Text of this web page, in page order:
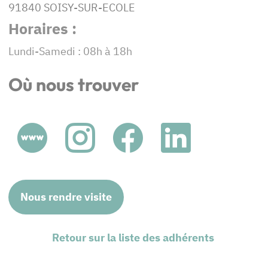
91840 SOISY-SUR-ECOLE
Horaires :
Lundi-Samedi : 08h à 18h
Où nous trouver
Nous rendre visite
Retour sur la liste des adhérents